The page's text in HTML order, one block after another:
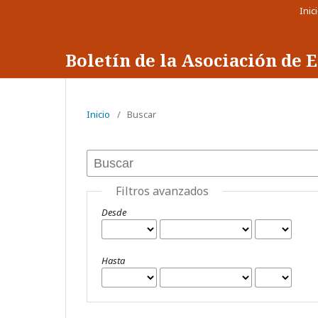
Boletín de la Asociación de
Inicio / Buscar
Filtros avanzados
Desde
Hasta